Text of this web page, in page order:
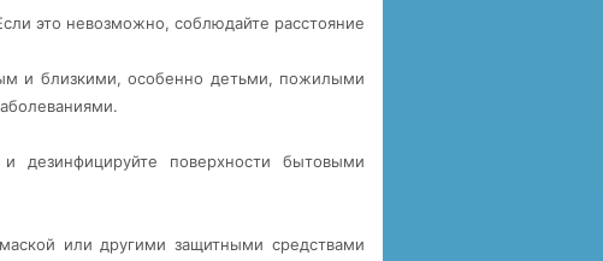
это невозможно, соблюдайте расстояние
и близкими, особенно детьми, пожилыми
дезинфицируйте поверхности бытовыми
или другими защитными средствами